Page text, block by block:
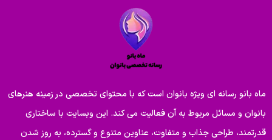
ماه بانو رسانه ای ویژه بانوان است که با محتوای تخصصی در زمینه هنرهای
بانوان و مسائل مربوط به آن فعالیت می کند. این وبسایت با ساختاری
قدرتمند، طراحی جذاب و متفاوت، عناوین متنوع و گسترده، به روز شدن